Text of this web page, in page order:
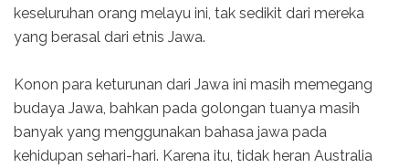
keseluruhan orang melayu ini, tak sedikit dari mereka
yang berasal dari etnis Jawa.
Konon para keturunan dari Jawa ini masih memegang
budaya Jawa, bahkan pada golongan tuanya masih
banyak yang menggunakan bahasa jawa pada
kehidupan sehari-hari. Karena itu, tidak heran Australia